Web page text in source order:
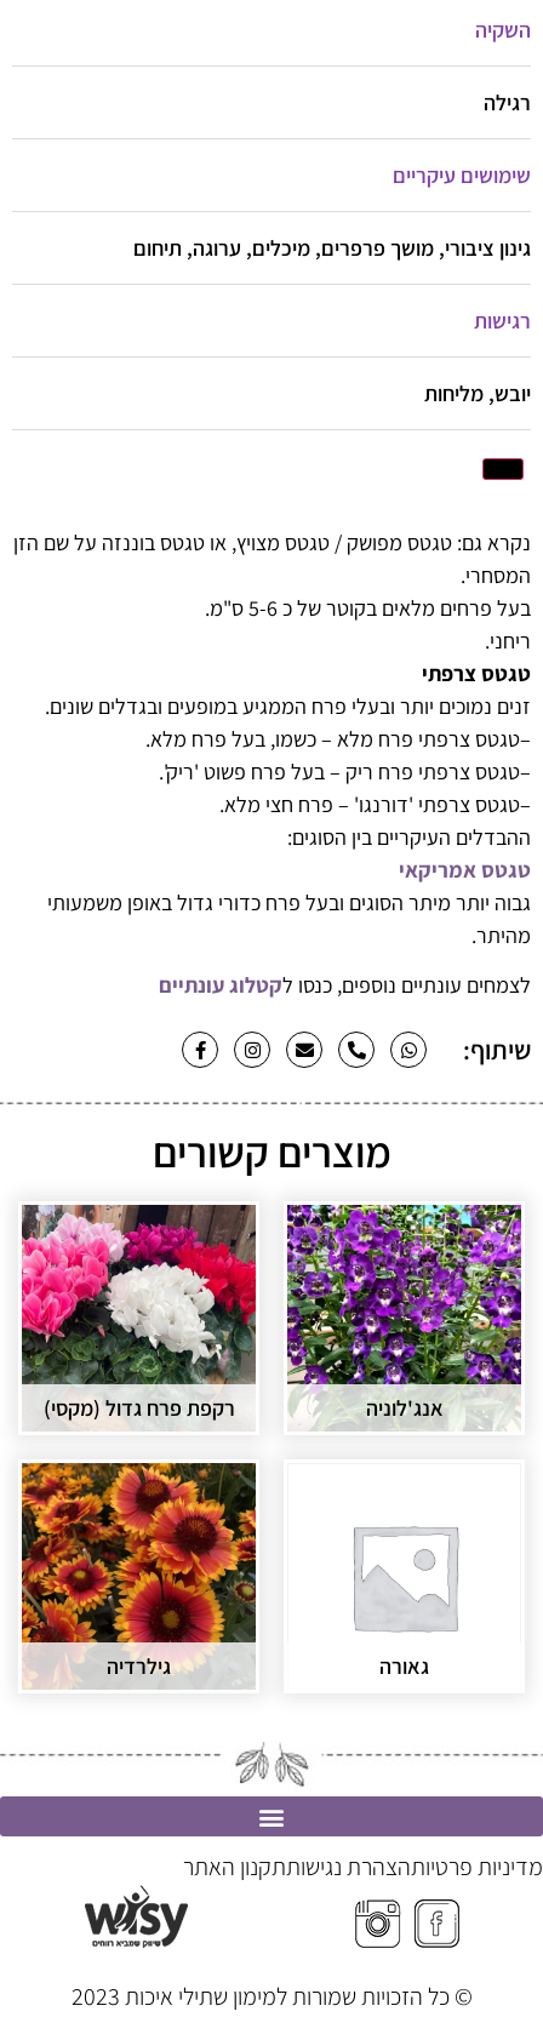
השקיה
רגילה
שימושים עיקריים
גינון ציבורי, מושך פרפרים, מיכלים, ערוגה, תיחום
רגישות
יובש, מליחות
נקרא גם: טגטס מפושק / טגטס מצויץ, או טגטס בוננזה על שם הזן
המסחרי.
בעל פרחים מלאים בקוטר של כ 5-6 ס"מ.
ריחני.
טגטס צרפתי
זנים נמוכים יותר ובעלי פרח הממגיע במופעים ובגדלים שונים.
–טגטס צרפתי פרח מלא – כשמו, בעל פרח מלא.
–טגטס צרפתי פרח ריק – בעל פרח פשוט 'ריק'.
–טגטס צרפתי 'דורנגו' – פרח חצי מלא.
ההבדלים העיקריים בין הסוגים:
טגטס אמריקאי
גבוה יותר מיתר הסוגים ובעל פרח כדורי גדול באופן משמעותי
מהיתר.
לצמחים עונתיים נוספים, כנסו לקטלוג עונתיים
שיתוף:
מוצרים קשורים
אנג'לוניה רקפת פרח גדול (מקסי)
גאורה גילרדיה
מדיניות פרטיותהצהרת נגישותתקנון האתר
© כל הזכויות שמורות למימון שתילי איכות 2023